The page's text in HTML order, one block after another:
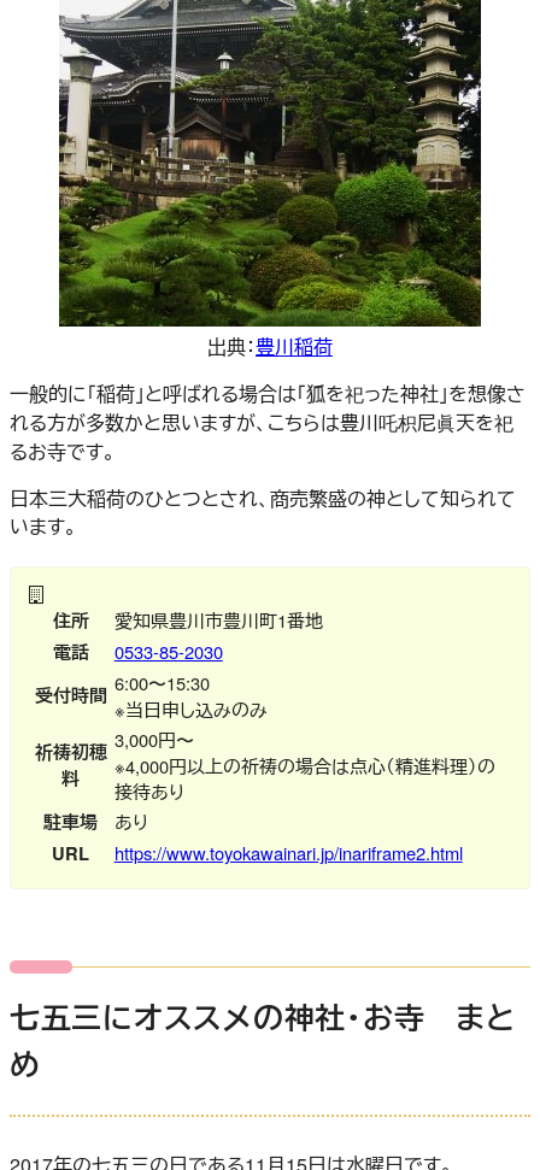
出典：豊川稲荷
一般的に「稲荷」と呼ばれる場合は「狐を祀った神社」を想像さ
れる方が多数かと思いますが、こちらは豊川吒枳尼眞天を祀
るお寺です。
日本三大稲荷のひとつとされ、商売繁盛の神として知られて
います。
住所 愛知県豊川市豊川町1番地
電話 0533-85-2030
受付時間 6:00〜15:30
※当日申し込みのみ
祈祷初穂
料
3,000円〜
※4,000円以上の祈祷の場合は点心（精進料理）の
接待あり
駐車場 あり
URL https://www.toyokawainari.jp/inariframe2.html
七五三にオススメの神社・お寺 まと
め
2017年の七五三の日である11月15日は水曜日です。